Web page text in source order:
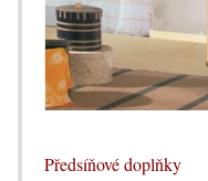
Předsíňové doplňky